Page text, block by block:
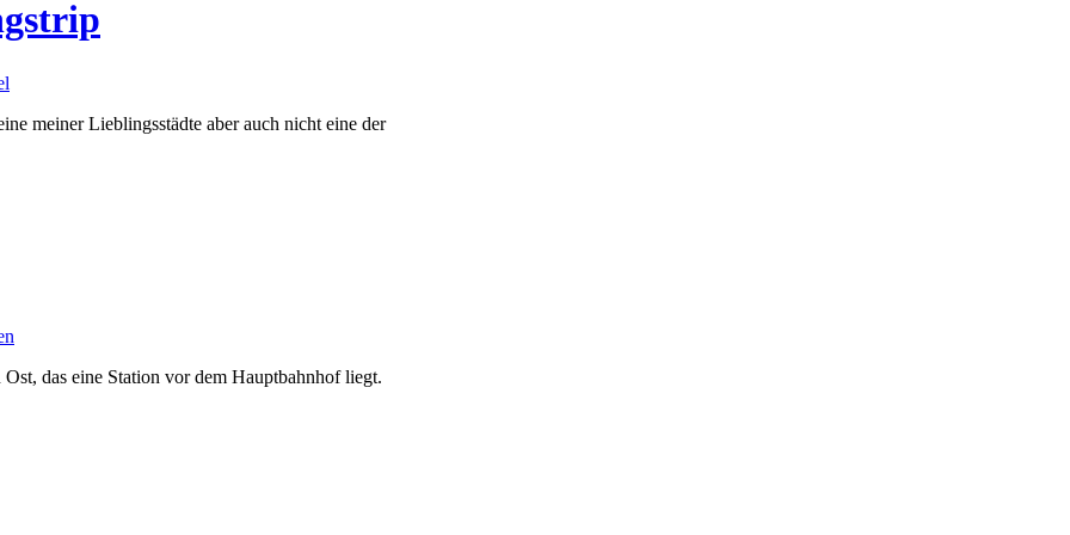
meiner Lieblingsstädte aber auch nicht eine der
das eine Station vor dem Hauptbahnhof liegt.